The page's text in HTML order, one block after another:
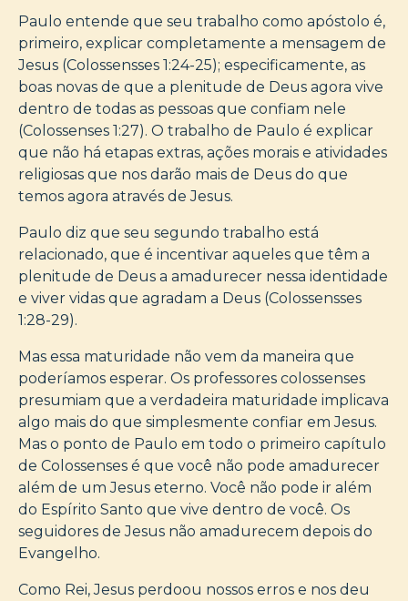
Paulo entende que seu trabalho como apóstolo é,
primeiro, explicar completamente a mensagem de
Jesus (Colossensses 1:24-25); especificamente, as
boas novas de que a plenitude de Deus agora vive
dentro de todas as pessoas que confiam nele
(Colossenses 1:27). O trabalho de Paulo é explicar
que não há etapas extras, ações morais e atividades
religiosas que nos darão mais de Deus do que
temos agora através de Jesus.
Paulo diz que seu segundo trabalho está
relacionado, que é incentivar aqueles que têm a
plenitude de Deus a amadurecer nessa identidade
e viver vidas que agradam a Deus (Colossensses
1:28-29).
Mas essa maturidade não vem da maneira que
poderíamos esperar. Os professores colossenses
presumiam que a verdadeira maturidade implicava
algo mais do que simplesmente confiar em Jesus.
Mas o ponto de Paulo em todo o primeiro capítulo
de Colossenses é que você não pode amadurecer
além de um Jesus eterno. Você não pode ir além
do Espírito Santo que vive dentro de você. Os
seguidores de Jesus não amadurecem depois do
Evangelho.
Como Rei, Jesus perdoou nossos erros e nos deu